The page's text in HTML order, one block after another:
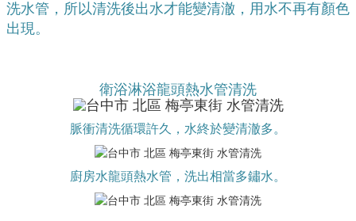
洗水管，所以清洗後出水才能變清澈，用水不再有顏色
出現。
衛浴淋浴龍頭熱水管清洗
脈衝清洗循環許久，水終於變清澈多。
廚房水龍頭熱水管，洗出相當多鏽水。